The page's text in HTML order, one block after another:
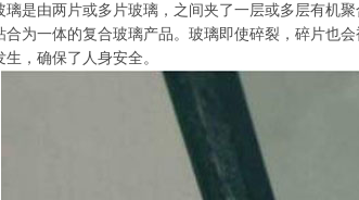
璃是由两片或多片玻璃，之间夹了一层或多层有机
合为一体的复合玻璃产品。玻璃即使碎裂，碎片也
，确保了人身安全。